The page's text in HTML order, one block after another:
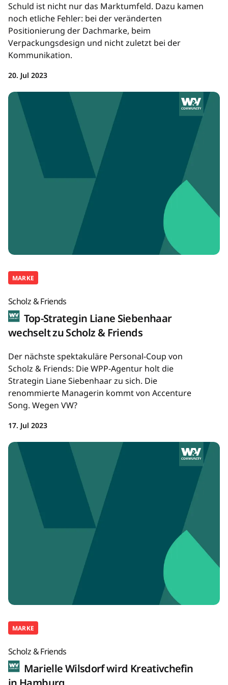
Schuld ist nicht nur das Marktumfeld. Dazu kamen
noch etliche Fehler: bei der veränderten
Positionierung der Dachmarke, beim
Verpackungsdesign und nicht zuletzt bei der
Kommunikation.
20. Jul 2023
MARKE
Scholz & Friends
Top-Strategin Liane Siebenhaar
wechselt zu Scholz & Friends
Der nächste spektakuläre Personal-Coup von
Scholz & Friends: Die WPP-Agentur holt die
Strategin Liane Siebenhaar zu sich. Die
renommierte Managerin kommt von Accenture
Song. Wegen VW?
17. Jul 2023
MARKE
Scholz & Friends
Marielle Wilsdorf wird Kreativchefin